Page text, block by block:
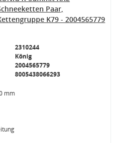
Paar,
K79 - 2004565779
2310244
König
2004565779
8005438066293
mm